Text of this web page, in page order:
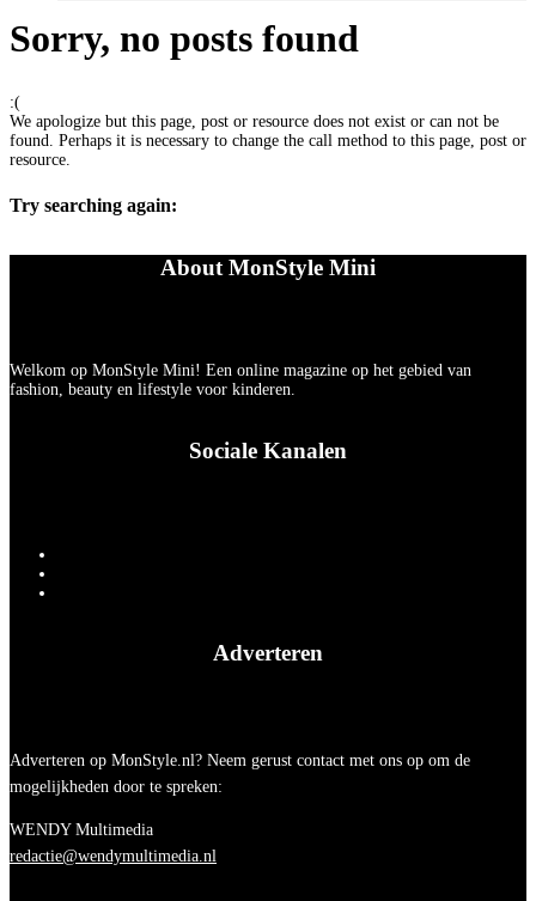
Sorry, no posts found
:(
We apologize but this page, post or resource does not exist or can not be
found. Perhaps it is necessary to change the call method to this page, post or
resource.
Try searching again:
About MonStyle Mini
Welkom op MonStyle Mini! Een online magazine op het gebied van
fashion, beauty en lifestyle voor kinderen.
Sociale Kanalen
Adverteren
Adverteren op MonStyle.nl? Neem gerust contact met ons op om de
mogelijkheden door te spreken:
WENDY Multimedia
redactie@wendymultimedia.nl